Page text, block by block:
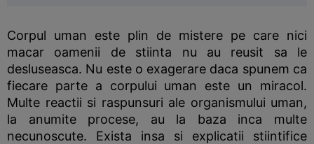
Corpul uman este plin de mistere pe care nici
macar oamenii de stiinta nu au reusit sa le
desluseasca. Nu este o exagerare daca spunem ca
fiecare parte a corpului uman este un miracol.
Multe reactii si raspunsuri ale organismului uman,
la anumite procese, au la baza inca multe
necunoscute. Exista insa si explicatii stiintifice